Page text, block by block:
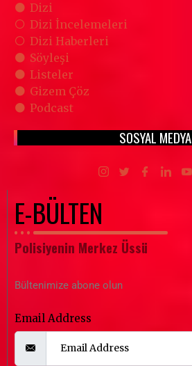
Dizi
Dizi İncelemeleri
Dizi Haberleri
Söyleşi
Listeler
Gizem Çöz
Podcast
SOSYAL MEDYA
E-BÜLTEN
Polisiyenin Merkez Üssü
Bültenimize abone olun
Email Address